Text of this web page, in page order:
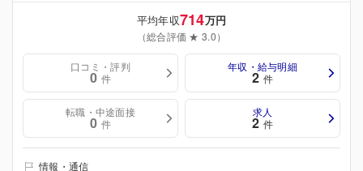
平均年収714万円
（総合評価 ★ 3.0）
口コミ・評判
0 件
年収・給与明細
2 件
転職・中途面接
0 件
求人
2 件
情報・通信